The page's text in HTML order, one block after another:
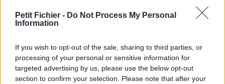
Petit Fichier - Do Not Process My Personal
Information
If you wish to opt-out of the sale, sharing to third parties, or
processing of your personal or sensitive information for
targeted advertising by us, please use the below opt-out
section to confirm your selection. Please note that after your
La présente page de téléchargement a été vue 732 fois depuis
Page de téléchargement
https://www.petit-fichier.fr/2017/05/21/3-transformations-
espace-prod-revisions/
Copier